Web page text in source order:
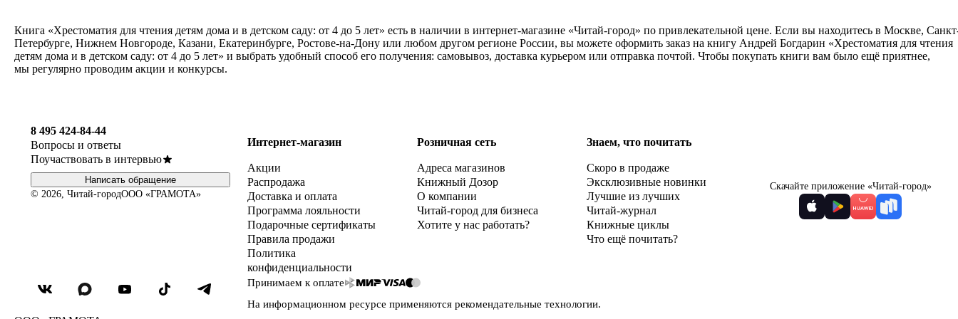
Книга «Хрестоматия для чтения детям дома и в детском саду: от 4 до 5 лет» есть в наличии в интернет-магазине «Читай-город» по привлекательной цене. Если вы находитесь в Москве,
Петербурге, Нижнем Новгороде, Казани, Екатеринбурге, Ростове-на-Дону или любом другом регионе России, вы можете оформить заказ на книгу Андрей Богдарин «Хрестоматия для чтения
детям дома и в детском саду: от 4 до 5 лет» и выбрать удобный способ его получения: самовывоз, доставка курьером или отправка почтой. Чтобы покупать книги вам было ещё приятнее,
мы регулярно проводим акции и конкурсы.
8 495 424-84-44
Вопросы и ответы
Поучаствовать в интервью
Написать обращение
© 2026, Читай-городООО «ГРАМОТА»
Интернет-магазин
Акции
Распродажа
Доставка и оплата
Программа лояльности
Подарочные сертификаты
Правила продажи
Политика
конфиденциальности
Розничная сеть
Адреса магазинов
Книжный Дозор
О компании
Читай-город для бизнеса
Хотите у нас работать?
Знаем, что почитать
Скоро в продаже
Эксклюзивные новинки
Лучшие из лучших
Читай-журнал
Книжные циклы
Что ещё почитать?
Принимаем к оплате
На информационном ресурсе применяются рекомендательные технологии.
Скачайте приложение «Читай-город»